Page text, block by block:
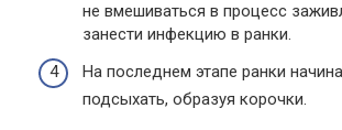
не вмешиваться в процесс
занести инфекцию в ранки.
На последнем этапе ранки
подсыхать, образуя корочки.